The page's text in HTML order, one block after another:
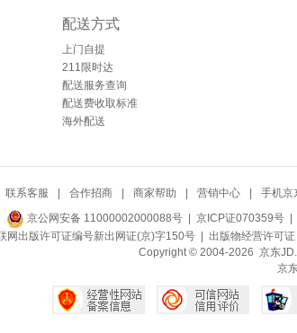
配送方式
上门自提
211限时达
配送服务查询
配送费收取标准
海外配送
联系客服 合作招商 商家帮助 营销中心 手机京
京公网安备 11000002000088号 | 京ICP证070359号 |
网出版许可证编号新出网证(京)字150号 | 出版物经营许可证
Copyright © 2004-2026 京东
京